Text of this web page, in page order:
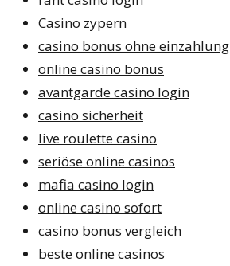
Casino zypern
casino bonus ohne einzahlung
online casino bonus
avantgarde casino login
casino sicherheit
live roulette casino
seriöse online casinos
mafia casino login
online casino sofort
casino bonus vergleich
beste online casinos